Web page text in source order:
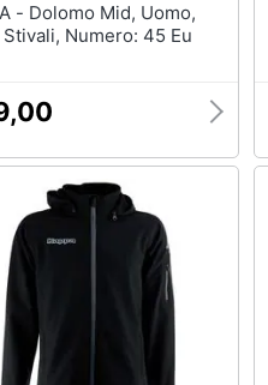
Uomo,
Numero: 45 Eu